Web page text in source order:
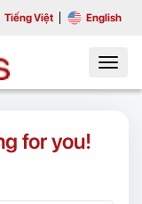
Tiếng Việt English
for you!